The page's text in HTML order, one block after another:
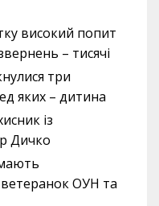
високий попит
– тисячі
три
яких – дитина
із
Дичко
ОУН та